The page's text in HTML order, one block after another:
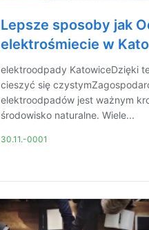
Lepsze sposoby jak
elektrośmiecie w
elektroodpady KatowiceDzięki
cieszyć się
elektroodpadów jest ważnym
środowisko naturalne. Wiele...
30.11.-0001